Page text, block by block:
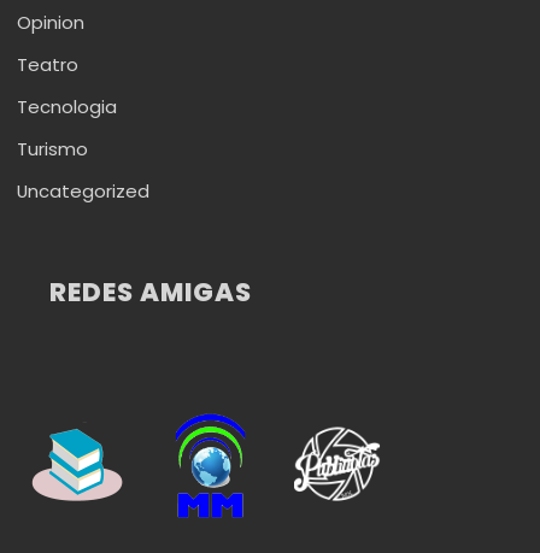
Opinion
Teatro
Tecnologia
Turismo
Uncategorized
REDES AMIGAS